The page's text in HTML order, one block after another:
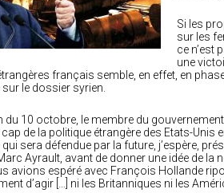
Si les
sur les
ce n’est
une
français semble, en effet, en
le dossier syrien.
du 10 octobre, le membre du
cap de la politique étrangère des Etats-Unis
sera défendue par la future, j’espère,
Ayrault, avant de donner une idée de la
avions espéré avec François Hollande
d’agir […] ni les Britanniques ni les